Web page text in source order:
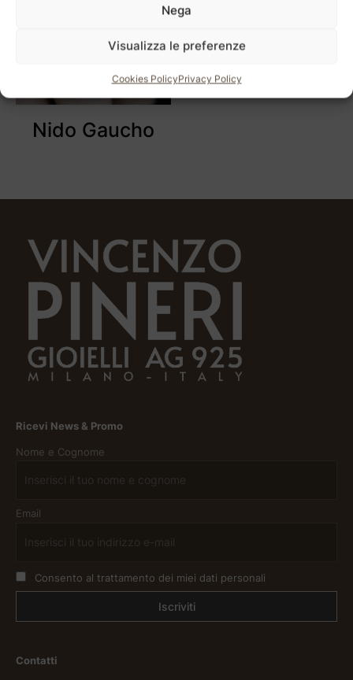
Nega
Visualizza le preferenze
Cookies PolicyPrivacy Policy
Nido Gaucho
Ricevi News & Promo
Nome e Cognome
Email
Consento al trattamento dei miei dati personali
Contatti